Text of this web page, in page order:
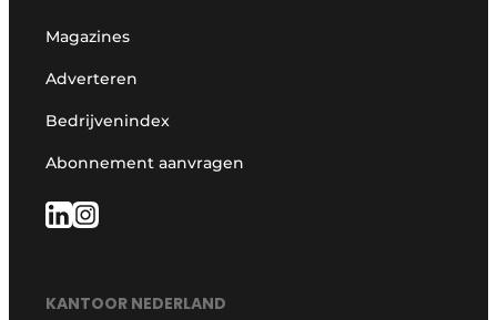
Magazines
Adverteren
Bedrijvenindex
Abonnement aanvragen
KANTOOR NEDERLAND